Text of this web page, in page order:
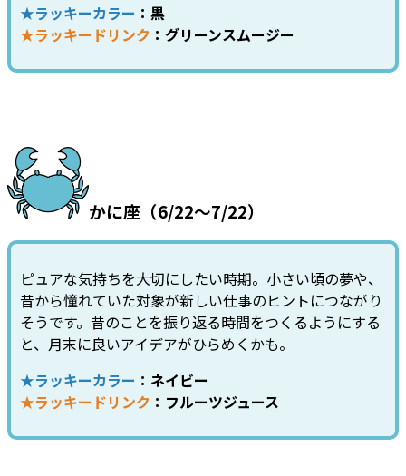
★ラッキーカラー ：黒
★ラッキードリンク ：グリーンスムージー
かに座（6/22～7/22）
ピュアな気持ちを大切にしたい時期。小さい頃の夢や、
昔から憧れていた対象が新しい仕事のヒントにつながり
そうです。昔のことを振り返る時間をつくるようにする
と、月末に良いアイデアがひらめくかも。
★ラッキーカラー ：ネイビー
★ラッキードリンク ：フルーツジュース